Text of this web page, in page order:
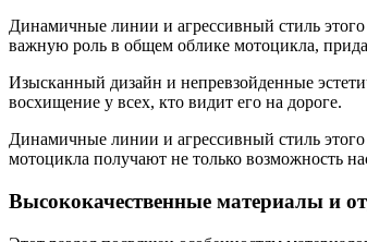
Динамичные линии и агрессивный стиль
важную роль в общем облике мотоцикла,
Изысканный дизайн и непревзойденные
восхищение у всех, кто видит его на дороге.
Динамичные линии и агрессивный стиль
мотоцикла получают не только возможность
Высококачественные материалы и